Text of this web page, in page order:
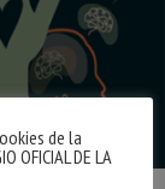
de la
OFICIAL DE LA